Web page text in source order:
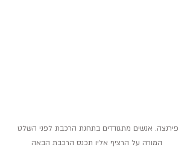
פירנצה. אנשים מתגודדים בתחנת הרכבת לפני השלט
המורה על הרציף אליו תכנס הרכבת הבאה